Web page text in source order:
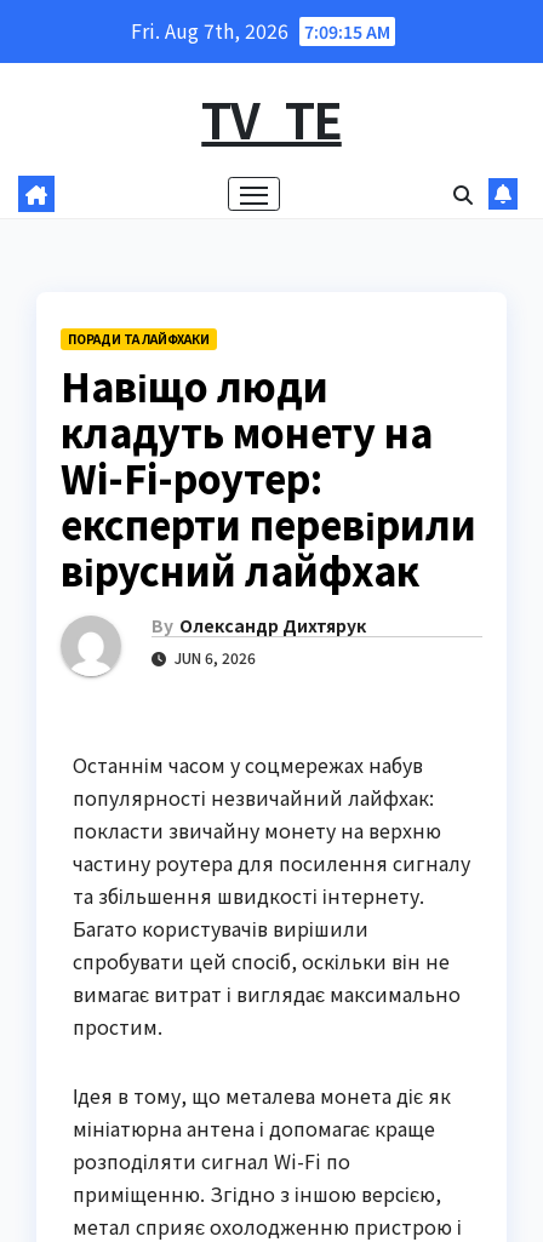
Fri. Aug 7th, 2026 7:09:16 AM
TV_TE
ПОРАДИ ТА ЛАЙФХАКИ
Навіщо люди
кладуть монету на
Wi-Fi-роутер:
експерти перевірили
вірусний лайфхак
By Олександр Дихтярук
JUN 6, 2026
Останнім часом у соцмережах набув
популярності незвичайний лайфхак:
покласти звичайну монету на верхню
частину роутера для посилення сигналу
та збільшення швидкості інтернету.
Багато користувачів вирішили
спробувати цей спосіб, оскільки він не
вимагає витрат і виглядає максимально
простим.
Ідея в тому, що металева монета діє як
мініатюрна антена і допомагає краще
розподіляти сигнал Wi-Fi по
приміщенню. Згідно з іншою версією,
метал сприяє охолодженню пристрою і